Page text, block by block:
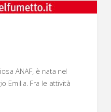
ANAF, è nata nel
Emilia. Fra le attività